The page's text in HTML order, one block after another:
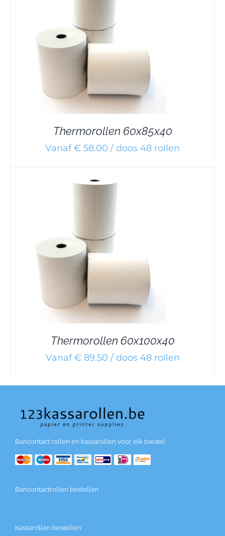
Thermorollen 60x85x40
Vanaf € 58.00 / doos 48 rollen
Thermorollen 60x100x40
Vanaf € 89.50 / doos 48 rollen
Bancontact rollen en kassarollen voor elk toestel.
Bancontactrollen bestellen
Kassarollen bestellen